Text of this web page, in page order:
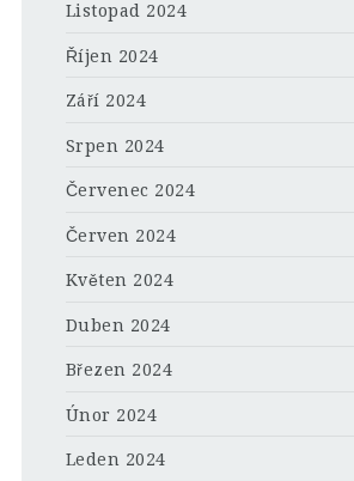
Listopad 2024
Říjen 2024
Září 2024
Srpen 2024
Červenec 2024
Červen 2024
Květen 2024
Duben 2024
Březen 2024
Únor 2024
Leden 2024